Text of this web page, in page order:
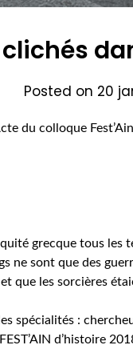
clichés
Posted on 20
du colloque
grecque tous les
ne sont que des
que les sorcières
spécialités :
d’histoire